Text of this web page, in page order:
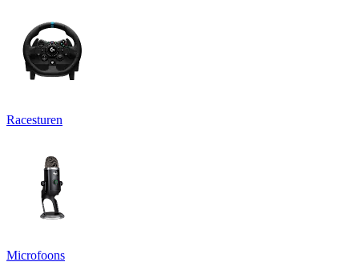
Racesturen
Microfoons